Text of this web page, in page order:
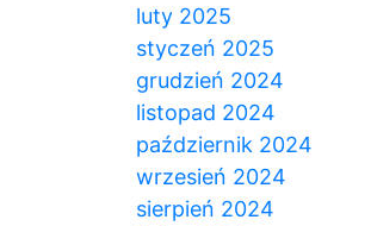
luty 2025
styczeń 2025
grudzień 2024
listopad 2024
październik 2024
wrzesień 2024
sierpień 2024